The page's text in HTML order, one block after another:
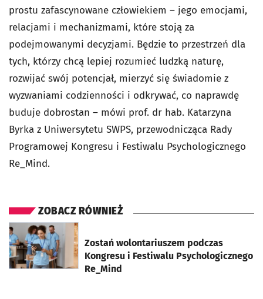
prostu zafascynowane człowiekiem – jego emocjami,
relacjami i mechanizmami, które stoją za
podejmowanymi decyzjami. Będzie to przestrzeń dla
tych, którzy chcą lepiej rozumieć ludzką naturę,
rozwijać swój potencjał, mierzyć się świadomie z
wyzwaniami codzienności i odkrywać, co naprawdę
buduje dobrostan – mówi prof. dr hab. Katarzyna
Byrka z Uniwersytetu SWPS, przewodnicząca Rady
Programowej Kongresu i Festiwalu Psychologicznego
Re_Mind.
ZOBACZ RÓWNIEŻ
Zostań wolontariuszem podczas
Kongresu i Festiwalu Psychologicznego
Re_Mind
otworzy się w nowej karcie